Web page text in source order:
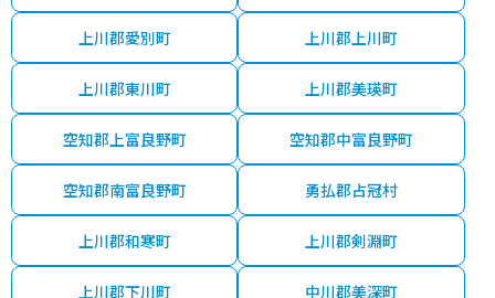
上川郡愛別町 上川郡上川町
上川郡東川町 上川郡美瑛町
空知郡上富良野町 空知郡中富良野町
空知郡南富良野町 勇払郡占冠村
上川郡和寒町 上川郡剣淵町
上川郡下川町 中川郡美深町